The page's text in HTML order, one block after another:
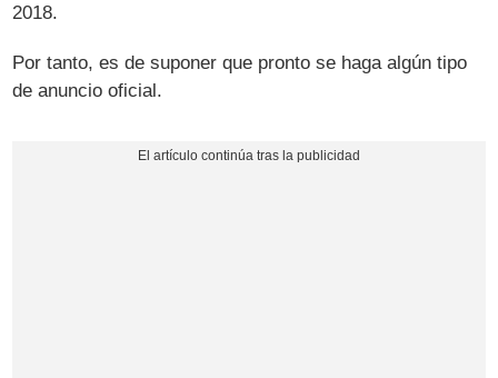
2018.
Por tanto, es de suponer que pronto se haga algún tipo
de anuncio oficial.